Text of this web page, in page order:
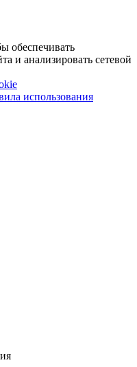
обеспечивать
и анализировать сетевой
использования